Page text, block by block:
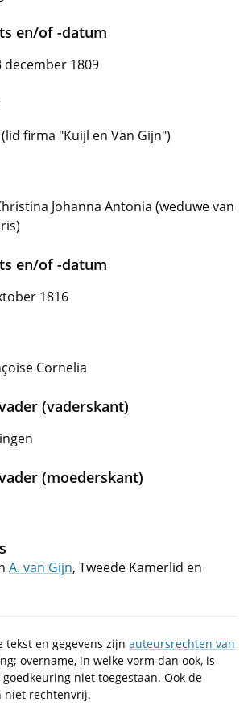
en/of -datum
december 1809
firma "Kuijl en Van Gijn")
Johanna Antonia (weduwe van
en/of -datum
1816
Cornelia
(vaderskant)
(moederskant)
A. van Gijn, Tweede Kamerlid en
tekst en gegevens zijn auteursrechten van
overname, in welke vorm dan ook, is
niet toegestaan. Ook de
niet rechtenvrij.